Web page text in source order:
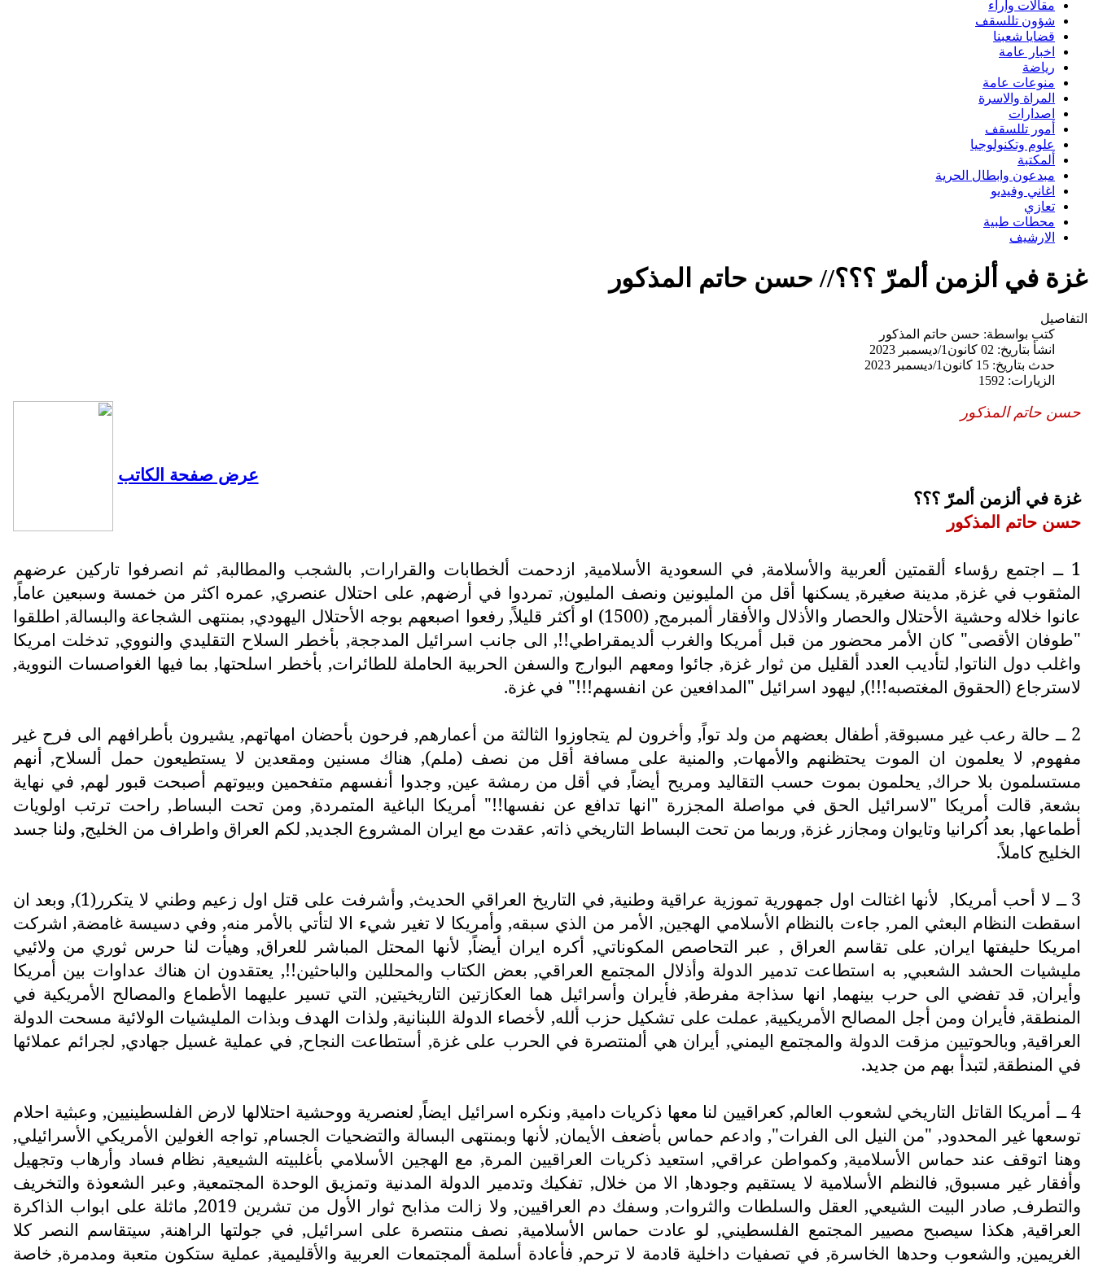
مقالات وآراء
شؤون تللسقف
قضايا شعبنا
اخبار عامة
رياضة
منوعات عامة
المراة والاسرة
اصدارات
أمور تللسقف
علوم وتكنولوجيا
ألمكتبة
مبدعون وابطال الحرية
اغاني وفيديو
تعازي
محطات طبية
الارشيف
غزة في ألزمن ألمرّ ؟؟؟// حسن حاتم المذكور
التفاصيل
كتب بواسطة: حسن حاتم المذكور
انشأ بتاريخ: 02 كانون1/ديسمبر 2023
حدث بتاريخ: 15 كانون1/ديسمبر 2023
الزيارات: 1592
حسن حاتم المذكور
عرض صفحة الكاتب
غزة في ألزمن ألمرّ ؟؟؟
حسن حاتم المذكور
1 ــ اجتمع رؤساء ألقمتين ألعربية والأسلامة, في السعودية الأسلامية, ازدحمت ألخطابات والقرارات, بالشجب والمطالبة, ثم انصرفوا تاركين عرضهم
المثقوب في غزة, مدينة صغيرة, يسكنها أقل من المليونين ونصف المليون, تمردوا في أرضهم, على احتلال عنصري, عمره اكثر من خمسة وسبعين عاماً,
عانوا خلاله وحشية الأحتلال والحصار والأذلال والأفقار ألمبرمج, (1500) او أكثر قليلاً, رفعوا اصبعهم بوجه الأحتلال اليهودي, بمنتهى الشجاعة والبسالة, اطلقوا
"طوفان الأقصى" كان الأمر محضور من قبل أمريكا والغرب ألديمقراطي!!, الى جانب اسرائيل المدججة, بأخطر السلاح التقليدي والنووي, تدخلت امريكا
واغلب دول الناتوا, لتأديب العدد ألقليل من ثوار غزة, جائوا ومعهم البوارج والسفن الحربية الحاملة للطائرات, بأخطر اسلحتها, بما فيها الغواصسات النووية,
لاسترجاع (الحقوق المغتصبه!!!), ليهود اسرائيل "المدافعين عن انفسهم!!!" في غزة.
2 ــ حالة رعب غير مسبوقة, أطفال بعضهم من ولد تواً, وأخرون لم يتجاوزوا الثالثة من أعمارهم, فرحون بأحضان امهاتهم, يشيرون بأطرافهم الى فرح غير
مفهوم, لا يعلمون ان الموت يحتظنهم والأمهات, والمنية على مسافة أقل من نصف (ملم), هناك مسنين ومقعدين لا يستطيعون حمل ألسلاح, أنهم
مستسلمون بلا حراك, يحلمون بموت حسب التقاليد ومريح أيضاً, في أقل من رمشة عين, وجدوا أنفسهم متفحمين وبيوتهم أصبحت قبور لهم, في نهاية
بشعة, قالت أمريكا "لاسرائيل الحق في مواصلة المجزرة "انها تدافع عن نفسها!!" أمريكا الباغية المتمردة, ومن تحت البساط, راحت ترتب اولويات
أطماعها, بعد اُكرانيا وتايوان ومجازر غزة, وربما من تحت البساط التاريخي ذاته, عقدت مع ايران المشروع الجديد, لكم العراق واطراف من الخليج, ولنا جسد
الخليج كاملاً.
3 ــ لا أحب أمريكا,
لأنها اغتالت اول جمهورية تموزية عراقية وطنية, في التاريخ العراقي الحديث, وأشرفت على قتل اول زعيم وطني لا يتكرر(1), وبعد ان
اسقطت النظام البعثي المر, جاءت بالنظام الأسلامي الهجين, الأمر من الذي سبقه, وأمريكا لا تغير شيء الا لتأتي بالأمر منه, وفي دسيسة غامضة, اشركت
امريكا حليفتها ايران, على تقاسم العراق , عبر التحاصص المكوناتي, أكره ايران أيضاً, لأنها المحتل المباشر للعراق, وهيأت لنا حرس ثوري من ولائيي
مليشيات الحشد الشعبي, به استطاعت تدمير الدولة وأذلال المجتمع العراقي, بعض الكتاب والمحللين والباحثين!!, يعتقدون ان هناك عداوات بين أمريكا
وأيران, قد تفضي الى حرب بينهما, انها سذاجة مفرطة, فأيران وأسرائيل هما العكازتين التاريخيتين, التي تسير عليهما الأطماع والمصالح الأمريكية في
المنطقة, فأيران ومن أجل المصالح الأمريكيية, عملت على تشكيل حزب ألله, لأخصاء الدولة اللبنانية, ولذات الهدف وبذات المليشيات الولائية مسحت الدولة
العراقية, وبالحوتيين مزقت الدولة والمجتمع اليمني, أيران هي ألمنتصرة في الحرب على غزة, أستطاعت النجاح, في عملية غسيل جهادي, لجرائم عملائها
في المنطقة, لتبدأ بهم من جديد.
4 ــ أمريكا القاتل التاريخي لشعوب العالم, كعراقيين لنا معها ذكريات دامية, ونكره اسرائيل ايضاً, لعنصرية ووحشية احتلالها لارض الفلسطينيين, وعبثية احلام
توسعها غير المحدود, "من النيل الى الفرات", وادعم حماس بأضعف الأيمان, لأنها وبمنتهى البسالة والتضحيات الجسام, تواجه الغولين الأمريكي الأسرائيلي,
وهنا اتوقف عند حماس الأسلامية, وكمواطن عراقي, استعيد ذكريات العراقيين المرة, مع الهجين الأسلامي بأغلبيته الشيعية, نظام فساد وأرهاب وتجهيل
وأفقار غير مسبوق, فالنظم الأسلامية لا يستقيم وجودها, الا من خلال, تفكيك وتدمير الدولة المدنية وتمزيق الوحدة المجتمعية, وعبر الشعوذة والتخريف
والتطرف, صادر البيت الشيعي, العقل والسلطات والثروات, وسفك دم العراقيين, ولا زالت مذابح ثوار الأول من تشرين 2019, ماثلة على ابواب الذاكرة
العراقية, هكذا سيصبح مصيير المجتمع الفلسطيني, لو عادت حماس الأسلامية, نصف منتصرة على اسرائيل, في جولتها الراهنة, سيتقاسم النصر كلا
الغريمين, والشعوب وحدها الخاسرة, في تصفيات داخلية قادمة لا ترحم, فأعادة أسلمة ألمجتمعات العربية والأقليمية, عملية ستكون متعبة ومدمرة, خاصة